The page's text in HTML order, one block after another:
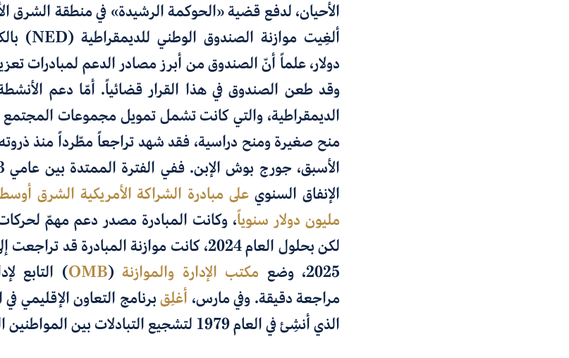
الأحيان، لدفع قضية «الحوكمة الرشيدة» في منطقة الشرق
ألغِيت موازنة الصندوق الوطني للديمقراطية (
NED
)
دولار، علماً أنّ الصندوق من أبرز مصادر الدعم لمبادرات
وقد طعن الصندوق في هذا القرار قضائياً. أمّا دعم الأنشطة
الديمقراطية، والتي كانت تشمل تمويل مجموعات المجتمع
منح صغيرة ومنح دراسية، فقد شهد تراجعاً مطّرداً منذ
الأسبق،جورج بوش الإبن. ففي الفترة الممتدة بين عامي2003 و2013،
الإنفاق السنوي على مبادرة الشراكة الأمريكية الشرق
مليون دولار سنويا، وكانت المبادرة مصدر دعم مهمّ
لكن بحلول العام 2024، كانت موازنة
المبادرة قد تراجعت
2025، وضع
مكتب الإدارة والموازنة (
OMB
) التابع
مراجعة دقيقة. وفي مارس، أغلِقبرنامج التعاون الإقليمي
الذي أنشِئ في العام 1979 لتشجيع التبادلات بين المواطنين العرب والإسرائيليين